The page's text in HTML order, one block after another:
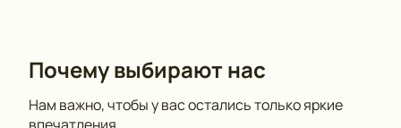
уступают место новым реалиям.
моноспектакль можно онлайн на нашем сайте. Мы
Почему выбирают нас
Нам важно, чтобы у вас остались только яркие